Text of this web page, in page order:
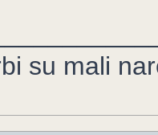
su mali